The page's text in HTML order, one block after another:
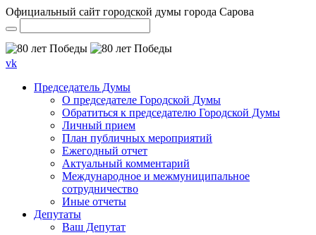
Официальный сайт городской думы города Сарова
vk
Председатель Думы
О председателе Городской Думы
Обратиться к председателю Городской Думы
Личный прием
План публичных мероприятий
Ежегодный отчет
Актуальный комментарий
Международное и межмуниципальное
сотрудничество
Иные отчеты
Депутаты
Ваш Депутат